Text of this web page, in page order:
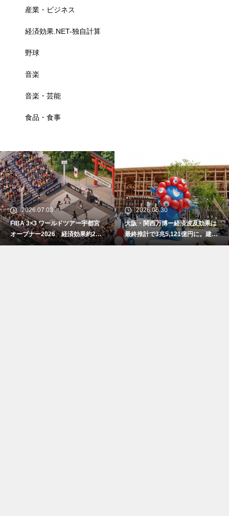
産業・ビジネス
経済効果.NET-独自計算
野球
音楽
音楽・芸能
食品・食事
2026.07.03
FIBA 3×3 ワールドツアー宇都宮
オープナー2026 経済効果約2億
7800万円
2026.06.30
大阪・関西万博ー経済波及効果は
最終推計で3兆5,121億円に。建設
費高騰で事前の予測値を大幅上振